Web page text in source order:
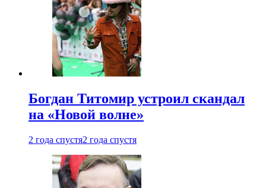
Богдан Титомир устроил скандал
на «Новой волне»
2 года спустя2 года спустя